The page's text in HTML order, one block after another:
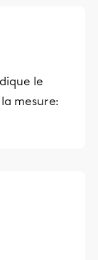
le
mesure: